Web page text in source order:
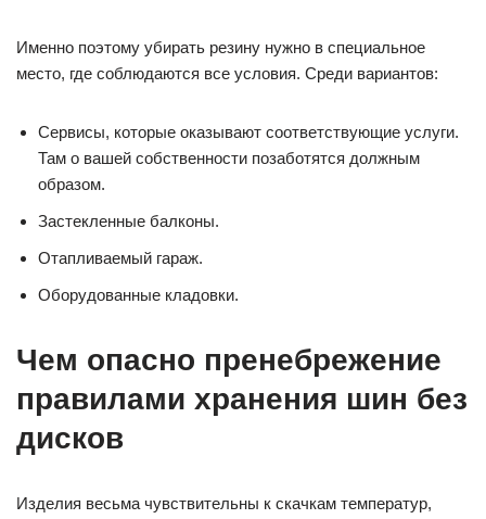
Именно поэтому убирать резину нужно в специальное
место, где соблюдаются все условия. Среди вариантов:
Сервисы, которые оказывают соответствующие услуги.
Там о вашей собственности позаботятся должным
образом.
Застекленные балконы.
Отапливаемый гараж.
Оборудованные кладовки.
Чем опасно пренебрежение
правилами хранения шин без
дисков
Изделия весьма чувствительны к скачкам температур,